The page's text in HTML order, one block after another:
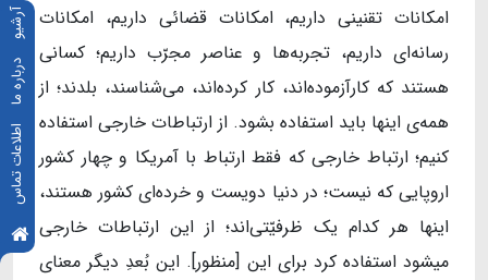
آرشیو
درباره ما
اطلاعات تماس
امکانات تقنینی داریم، امکانات قضائی داریم، امکانات
رسانه‌ای داریم، تجربه‌ها و عناصر مجرّب داریم؛ کسانی
هستند که کارآزموده‌اند، کار کرده‌اند، می‌شناسند، بلدند؛ از
همه‌ی اینها باید استفاده بشود. از ارتباطات خارجی استفاده
کنیم؛ ارتباط خارجی که فقط ارتباط با آمریکا و چهار کشور
اروپایی که نیست؛ در دنیا دویست و خرده‌ای کشور هستند،
اینها هر کدام یک ظرفیّتی‌اند؛ از این ارتباطات خارجی
میشود استفاده کرد برای این [منظور]. این بُعدِ دیگر معنای